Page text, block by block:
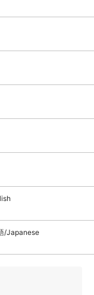
/Japanese